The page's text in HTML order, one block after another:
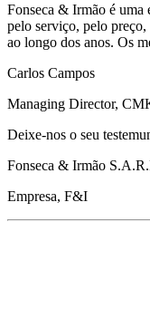
Fonseca & Irmão é uma
pelo serviço, pelo
ao longo dos anos. Os
Carlos Campos
Managing Director,
Deixe-nos o seu
Fonseca & Irmão
Empresa, F&I